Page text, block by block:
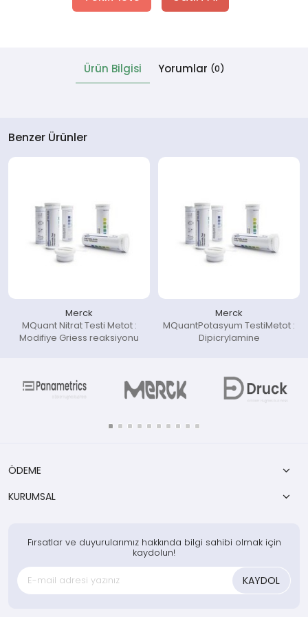
Ürün Bilgisi Yorumlar (0)
Benzer Ürünler
Merck
MQuant Nitrat Testi Metot :
Modifiye Griess reaksiyonu
Merck
MQuantPotasyum TestiMetot :
Dipicrylamine
ÖDEME
KURUMSAL
Fırsatlar ve duyurularımız hakkında bilgi sahibi olmak için
kaydolun!
KAYDOL